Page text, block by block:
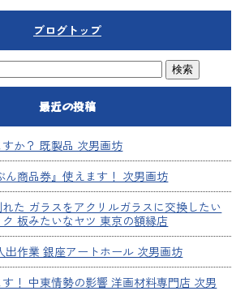
ブログトップ
最近の投稿
か？ 既製品 次男画坊
ん商品券』使えます！ 次男画坊
た ガラスをアクリルガラスに交換したい
板みたいなヤツ 東京の額縁店
出作業 銀座アートホール 次男画坊
！ 中東情勢の影響 洋画材料専門店 次男